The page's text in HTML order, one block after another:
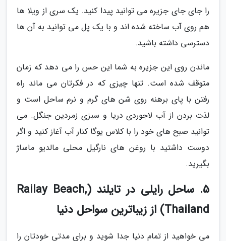
را جای جای جزیره می توانید پیدا کنید. یک سری از ویلا ها
هم روی آب ساخته شده اند و با یک پل می توانید به آن ها
دسترسی داشته باشید.
ماندن روی این جزیره به شما این حس را می دهد که زمان
متوقف شده است. تنها چیزی که در فکرتان می ماند راه
رفتن با پای برهنه روی شن های گرم و نرم ساحل است و
لذت بردن از آب لاجوردی دریا و سبزی زمردین جنگل. می
توانید صبح های خود را با کلاس یوگا کنار آب آغاز کنید و اگر
دوست داشتید با روغن های نارگیل محلی مالدیو ماساژ
بگیرید.
5. ساحل رایلی در تایلند (Railay Beach,
Thailand) از زیباترین سواحل دنیا
می خواهید از تمام دنیا جدا شوید و برای مدتی خودتان را